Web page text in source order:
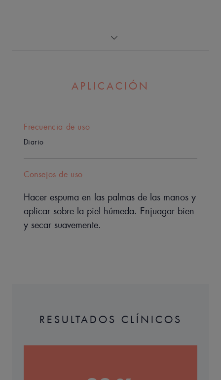
La barra limpiadora ultraenriquecida con Cold Cream
• LIMPIA la piel suavemente.
• NUTRE gracias a su fórmula enriquecida con Cold
APLICACIÓN
Frecuencia de uso
Diario
Consejos de uso
Hacer espuma en las palmas de las manos y
aplicar sobre la piel húmeda. Enjuagar bien
y secar suavemente.
RESULTADOS CLÍNICOS